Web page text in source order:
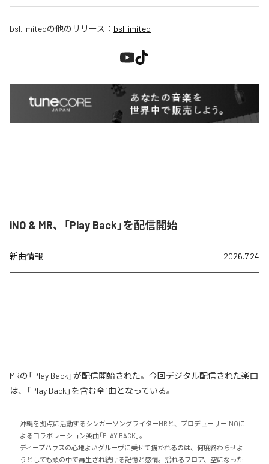
bsl.limitedの他のリリース： bsl.limited
iNO & MR、「Play Back」を配信開始
新曲情報 2026.7.24
MRの「Play Back」が配信開始された。今回デジタル配信された楽曲
は、「Play Back」を含む全1曲となっている。
沖縄を拠点に活動するシンガーソングライターMRと、プロデューサーiNOに
よるコラボレーション楽曲「PLAY BACK」。
ディープハウスの心地よいグルーヴに乗せて描かれるのは、何度終わらせよ
うとしても頭の中で再生され続ける記憶と感情。揺れるフロア、空になった